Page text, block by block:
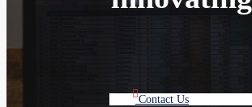
Contact Us